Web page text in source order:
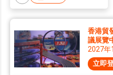
香港貿
議展覽
2027年
立即